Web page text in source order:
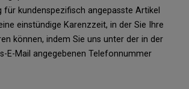
für kundenspezifisch angepasste Artikel
einstündige Karenzzeit, in der Sie Ihre
können, indem Sie uns unter der in der
E-Mail angegebenen Telefonnummer